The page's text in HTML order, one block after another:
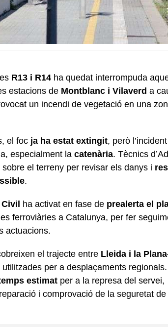
R13 i R14 ha quedat interrompuda
estacions de Montblanc i Vilaverd a
un incendi de vegetació en una
el foc ja ha estat extingit, però
especialment la catenària. Tècnics
el terreny per revisar els danys i
.
ha activat en fase de prealerta el
ferroviàries a Catalunya, per fer
actuacions.
el trajecte entre Lleida i la
per a desplaçaments
estimat per a la represa del servei,
i comprovació de la seguretat de